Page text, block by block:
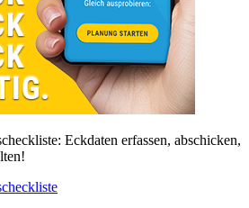
Eckdaten erfassen, abschicken,